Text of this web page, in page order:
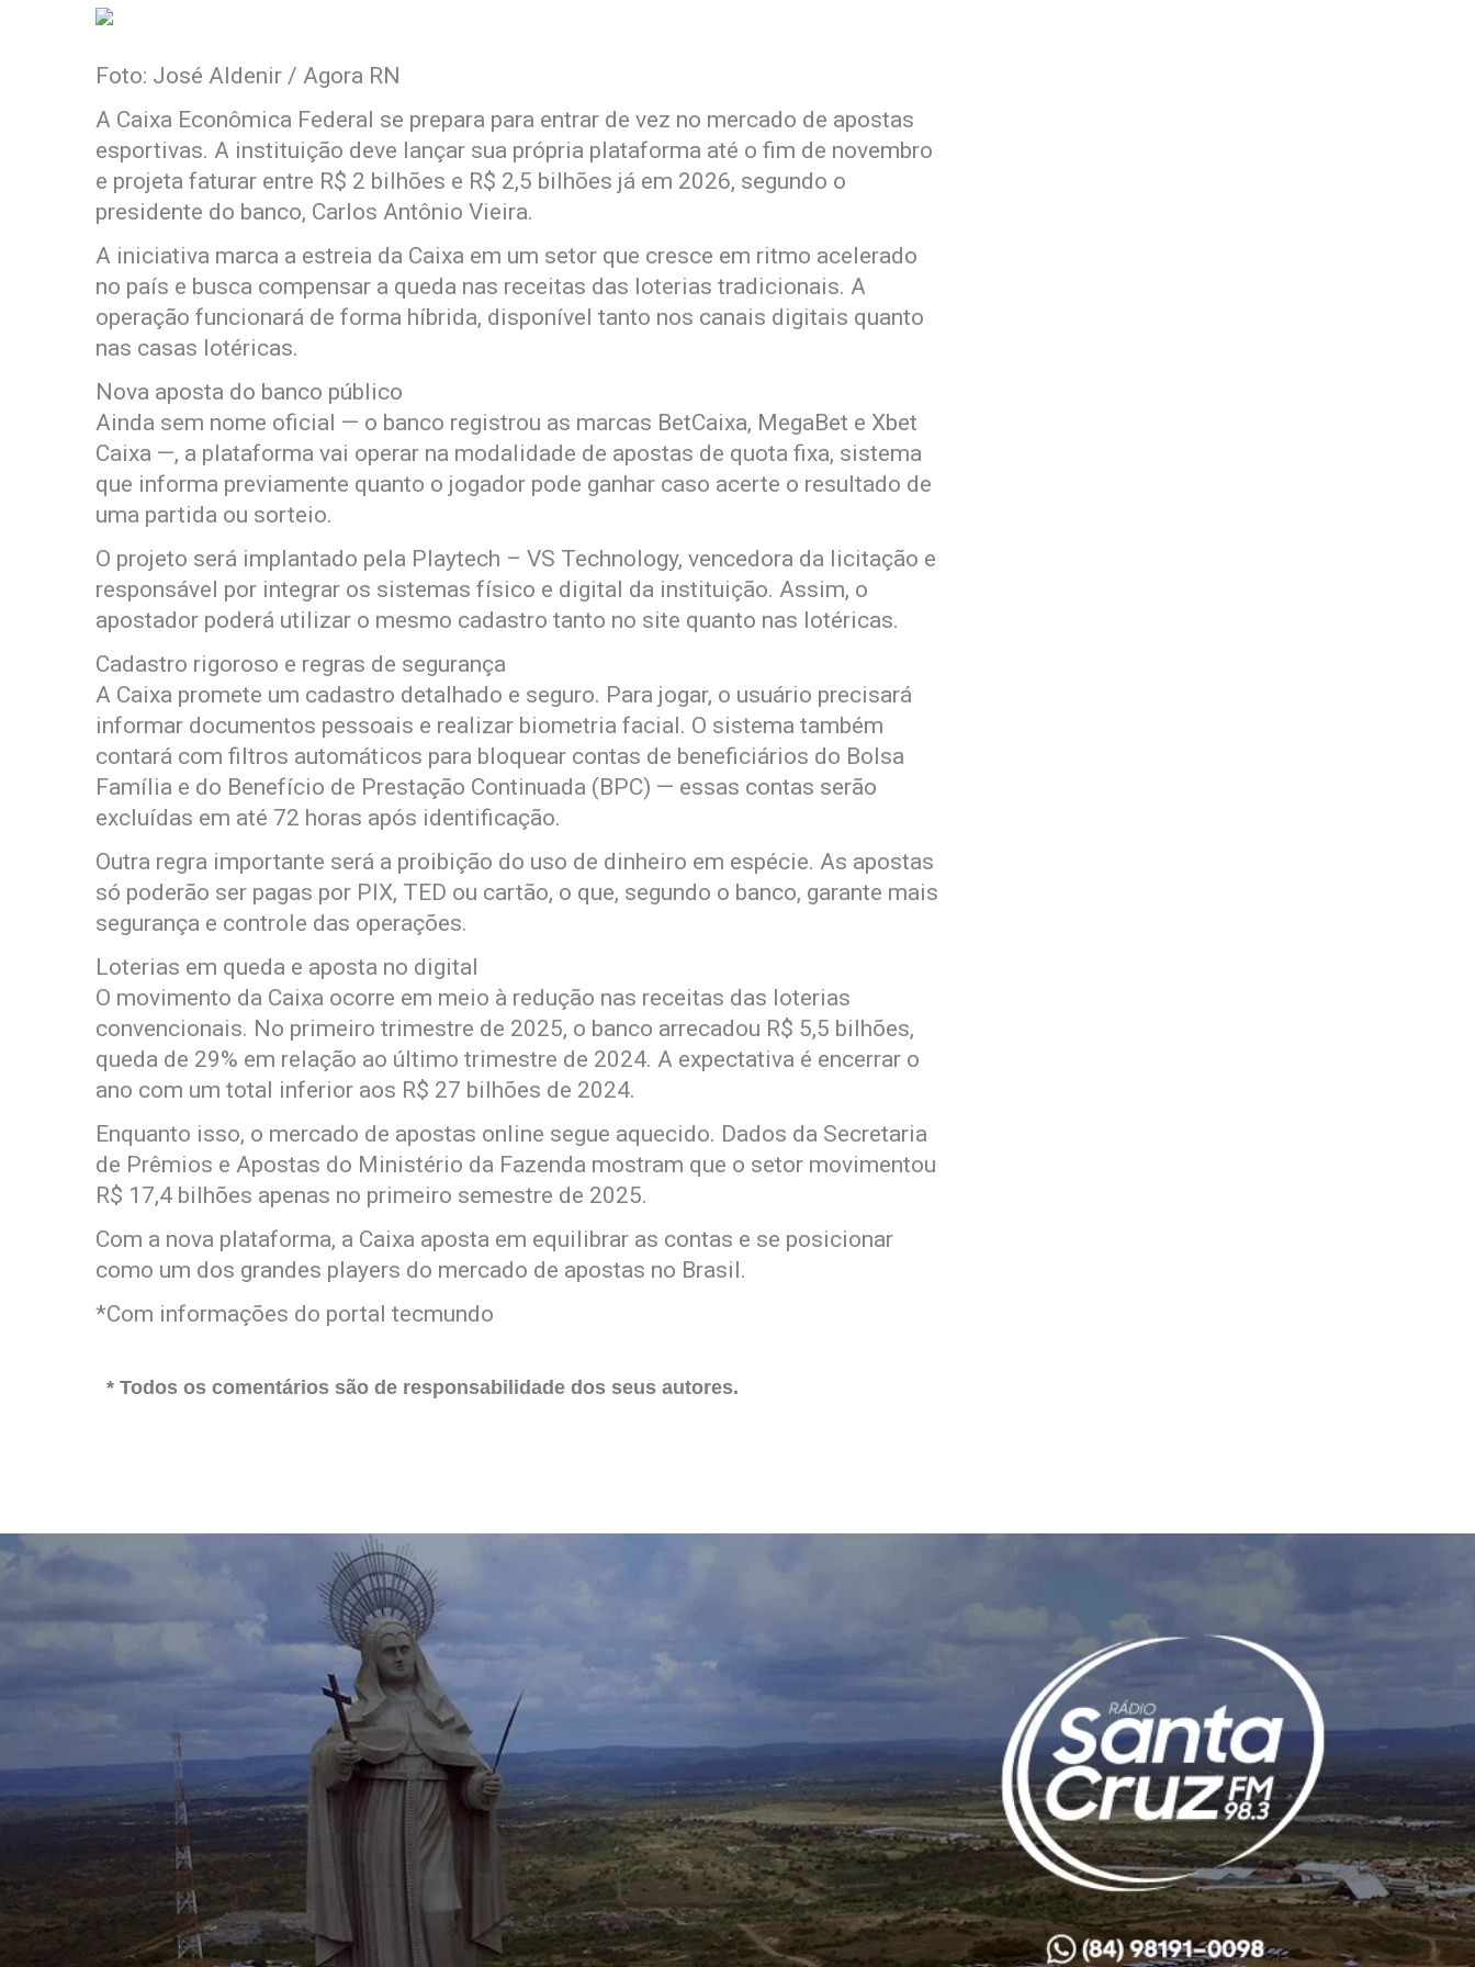
Foto: José Aldenir / Agora RN
A Caixa Econômica Federal se prepara para entrar de vez no mercado de apostas
esportivas. A instituição deve lançar sua própria plataforma até o fim de novembro
e projeta faturar entre R$ 2 bilhões e R$ 2,5 bilhões já em 2026, segundo o
presidente do banco, Carlos Antônio Vieira.
A iniciativa marca a estreia da Caixa em um setor que cresce em ritmo acelerado
no país e busca compensar a queda nas receitas das loterias tradicionais. A
operação funcionará de forma híbrida, disponível tanto nos canais digitais quanto
nas casas lotéricas.
Nova aposta do banco público
Ainda sem nome oficial — o banco registrou as marcas BetCaixa, MegaBet e Xbet
Caixa —, a plataforma vai operar na modalidade de apostas de quota fixa, sistema
que informa previamente quanto o jogador pode ganhar caso acerte o resultado de
uma partida ou sorteio.
O projeto será implantado pela Playtech – VS Technology, vencedora da licitação e
responsável por integrar os sistemas físico e digital da instituição. Assim, o
apostador poderá utilizar o mesmo cadastro tanto no site quanto nas lotéricas.
Cadastro rigoroso e regras de segurança
A Caixa promete um cadastro detalhado e seguro. Para jogar, o usuário precisará
informar documentos pessoais e realizar biometria facial. O sistema também
contará com filtros automáticos para bloquear contas de beneficiários do Bolsa
Família e do Benefício de Prestação Continuada (BPC) — essas contas serão
excluídas em até 72 horas após identificação.
Outra regra importante será a proibição do uso de dinheiro em espécie. As apostas
só poderão ser pagas por PIX, TED ou cartão, o que, segundo o banco, garante mais
segurança e controle das operações.
Loterias em queda e aposta no digital
O movimento da Caixa ocorre em meio à redução nas receitas das loterias
convencionais. No primeiro trimestre de 2025, o banco arrecadou R$ 5,5 bilhões,
queda de 29% em relação ao último trimestre de 2024. A expectativa é encerrar o
ano com um total inferior aos R$ 27 bilhões de 2024.
Enquanto isso, o mercado de apostas online segue aquecido. Dados da Secretaria
de Prêmios e Apostas do Ministério da Fazenda mostram que o setor movimentou
R$ 17,4 bilhões apenas no primeiro semestre de 2025.
Com a nova plataforma, a Caixa aposta em equilibrar as contas e se posicionar
como um dos grandes players do mercado de apostas no Brasil.
*Com informações do portal tecmundo
* Todos os comentários são de responsabilidade dos seus autores.